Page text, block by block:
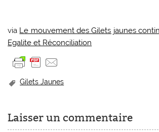
via Le mouvement des Gilets jaunes
Egalite et Réconciliation
Gilets Jaunes
Laisser un commentaire